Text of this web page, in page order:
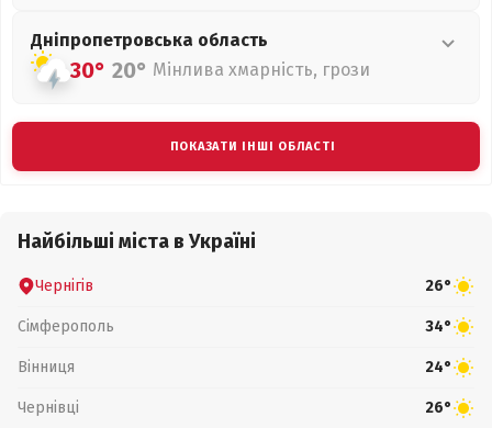
Дніпропетровська область
30° 20° Мінлива хмарність, грози
ПОКАЗАТИ ІНШІ ОБЛАСТІ
Найбільші міста в Україні
Чернігів 26°
Сімферополь 34°
Вінниця 24°
Чернівці 26°